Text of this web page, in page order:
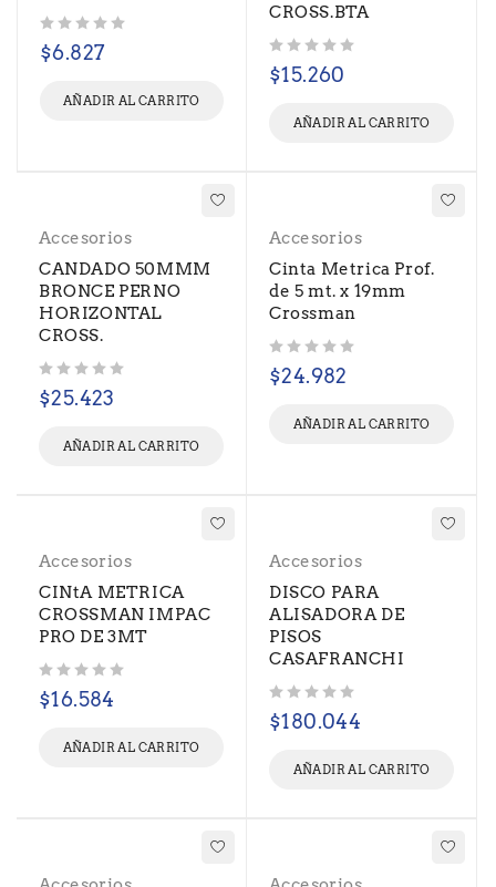
$6.827
AÑADIR AL CARRITO
CROSS.BTA
$15.260
AÑADIR AL CARRITO
Accesorios
CANDADO 50MMM
BRONCE PERNO
HORIZONTAL
CROSS.
$25.423
AÑADIR AL CARRITO
Accesorios
Cinta Metrica Prof.
de 5 mt. x 19mm
Crossman
$24.982
AÑADIR AL CARRITO
Accesorios
CINtA METRICA
CROSSMAN IMPAC
PRO DE 3MT
$16.584
AÑADIR AL CARRITO
Accesorios
DISCO PARA
ALISADORA DE
PISOS
CASAFRANCHI
$180.044
AÑADIR AL CARRITO